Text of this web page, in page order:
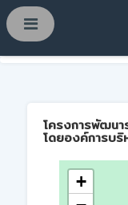
โครงการพัฒนา
โดยองค์การบริ
+